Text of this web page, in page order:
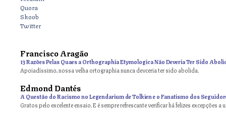
Quora
Skoob
Twitter
Francisco Aragão
13 Razões Pelas Quaes a Orthographia Etymologica Não Deveria Ter Sido
Apoiadíssimo, nossa velha ortographia nunca devceria ter sido abolida.
Edmond Dantés
A Questão do Racismo no Legendarium de Tolkien e o Fanatismo dos
Gratos pelo excelente ensaio. E é sempre refrescante verificar há felizes excepções a